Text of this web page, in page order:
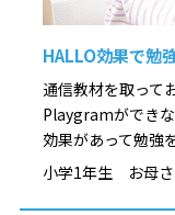
HALLO効果で勉
通信教材を取って
Playgramができ
効果があって勉強
小学1年生 お母さ